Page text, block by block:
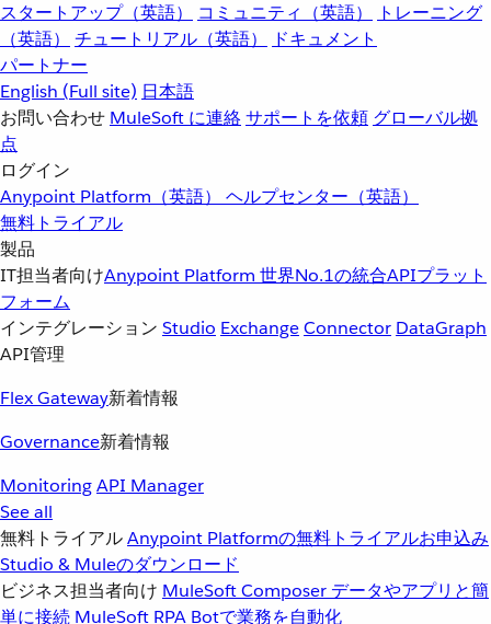
スタートアップ（英語）
コミュニティ（英語）
トレーニング
（英語）
チュートリアル（英語）
ドキュメント
パートナー
English (Full site) 日本語
お問い合わせ MuleSoft に連絡サポートを依頼 グローバル拠
点
ログイン
Anypoint Platform（英語） ヘルプセンター（英語）
無料トライアル
製品
IT担当者向けAnypoint Platform 世界No.1の統合APIプラット
フォーム
インテグレーション Studio ExchangeConnector DataGraph
API管理
Flex Gateway新着情報
Governance新着情報
MonitoringAPI Manager
See all
無料トライアルAnypoint Platformの無料トライアルお申込み
Studio & Muleのダウンロード
ビジネス担当者向け MuleSoft Composer データやアプリと簡
単に接続 MuleSoft RPA Botで業務を自動化